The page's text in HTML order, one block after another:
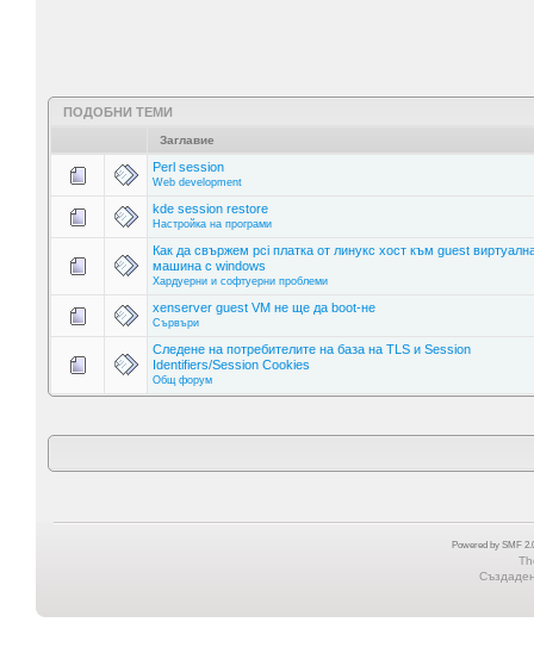
ПОДОБНИ ТЕМИ
Заглавие
Perl session
Web development
kde session restore
Настройка на програми
Как да свържем pci платка от линукс хост към guest
машина с windows
Хардуерни и софтуерни проблеми
xenserver guest VM не ще да boot-не
Сървъри
Следене на потребителите на база на TLS и Session
Identifiers/Session Cookies
Общ форум
Powered by SMF